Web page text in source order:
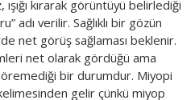
ışığı kırarak görüntüyü belirlediği
adı verilir. Sağlıklı bir gözün
net görüş sağlaması beklenir.
net olarak gördüğü ama
bir durumdur. Miyopi
gelir çünkü miyop